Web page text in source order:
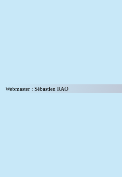
Webmaster : Sébastien RAO